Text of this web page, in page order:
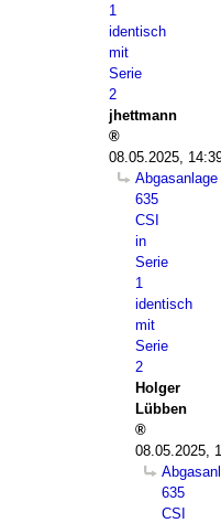
1
identisch
mit
Serie
2
jhettmann
08.05.2025,
Abgasanlage
635
CSI
in
Serie
1
identisch
mit
Serie
2
Holger
Lübben
08.05.2025,
635
CSI